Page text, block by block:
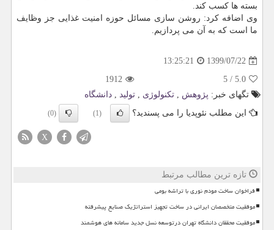
بسته ها کسب کند.
وی اضافه کرد: روشن سازی مسائل حوزه امنیت غذایی جز وظایف
ما است که به آن می پردازیم.
1399/07/22
13:25:21
5.0
/
5
1912
تگهای خبر: پژوهش , تكنولوژی , تولید , دانشگاه
این مطلب نئوپدیا را می پسندید؟
(1)
(0)
X
تازه ترین مطالب مرتبط
فراخوان ساخت مودم نوری با تراشه بومی
موفقیت متخصصان ایرانی در ساخت تجهیز استراتژیک صنایع پیشرفته
موفقیت محققان دانشگاه تهران درتوسعه نسل جدید سامانه های هوشمند